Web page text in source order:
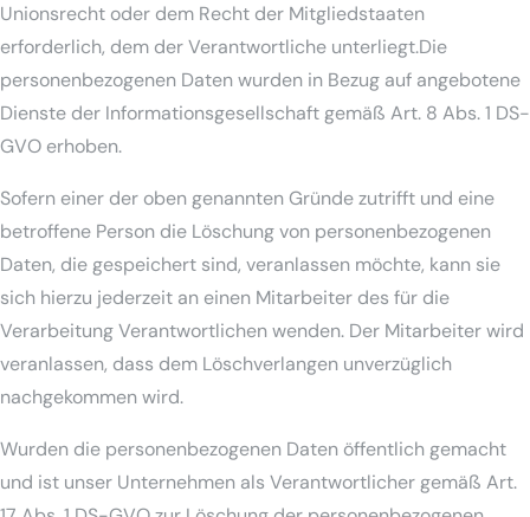
Unionsrecht oder dem Recht der Mitgliedstaaten
erforderlich, dem der Verantwortliche unterliegt.Die
personenbezogenen Daten wurden in Bezug auf angebotene
Dienste der Informationsgesellschaft gemäß Art. 8 Abs. 1 DS-
GVO erhoben.
Sofern einer der oben genannten Gründe zutrifft und eine
betroffene Person die Löschung von personenbezogenen
Daten, die gespeichert sind, veranlassen möchte, kann sie
sich hierzu jederzeit an einen Mitarbeiter des für die
Verarbeitung Verantwortlichen wenden. Der Mitarbeiter wird
veranlassen, dass dem Löschverlangen unverzüglich
nachgekommen wird.
Wurden die personenbezogenen Daten öffentlich gemacht
und ist unser Unternehmen als Verantwortlicher gemäß Art.